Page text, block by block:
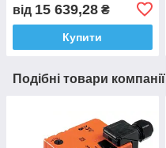
пластинчастим
рекуператором
від 15 639,28 ₴
Купити
Подібні товари компанії